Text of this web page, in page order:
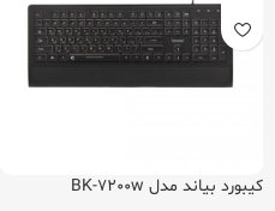
کیبورد بیاند مدل BK-7200w